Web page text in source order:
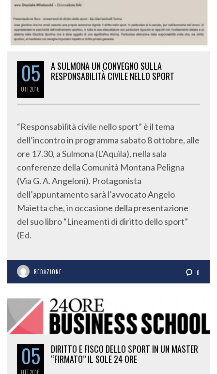
05
OTT2016
A SULMONA UN CONVEGNO SULLA
RESPONSABILITÀ CIVILE NELLO SPORT
“Responsabilità civile nello sport” è il tema
dell’incontro in programma sabato 8 ottobre, alle
ore 17.30, a Sulmona (L’Aquila), nella sala
conferenze della Comunità Montana Peligna
(Via G. A. Angeloni). Protagonista
dell’appuntamento sarà l’avvocato Angelo
Maietta che, in occasione della presentazione
del suo libro “Lineamenti di diritto dello sport”
(Ed.
REDAZIONE 0
05
OTT2016
DIRITTO E FISCO DELLO SPORT IN UN MASTER
“FIRMATO” IL SOLE 24 ORE